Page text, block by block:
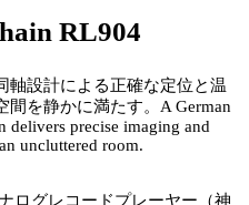
RL904
軸設計による正確な定位と温
を静かに満たす。 A German
precise imaging and
uncluttered room.